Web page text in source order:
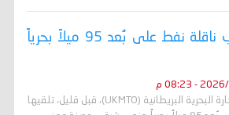
عاجل / انفجار قرب ناقلة نفط على بُعد 95 ميلاً بحرياً
أعلنت هيئة عمليات التجارة البحرية البريطانية (UKMTO)، قبل قليل، تلقيها